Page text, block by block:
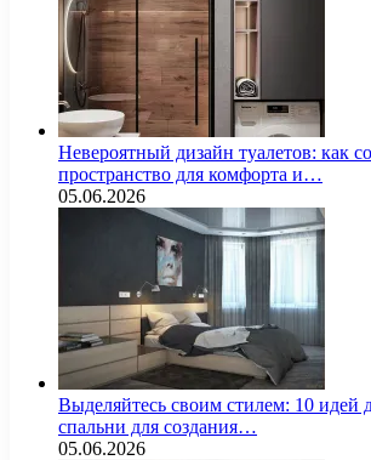
Невероятный дизайн туалетов: как
пространство для комфорта и…
05.06.2026
Выделяйтесь своим стилем: 10 идей
спальни для создания…
05.06.2026